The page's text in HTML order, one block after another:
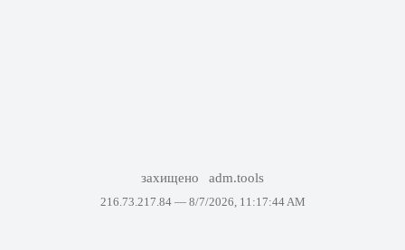
захищено adm.tools
216.73.217.84 — 8/7/2026, 11:17:44 AM